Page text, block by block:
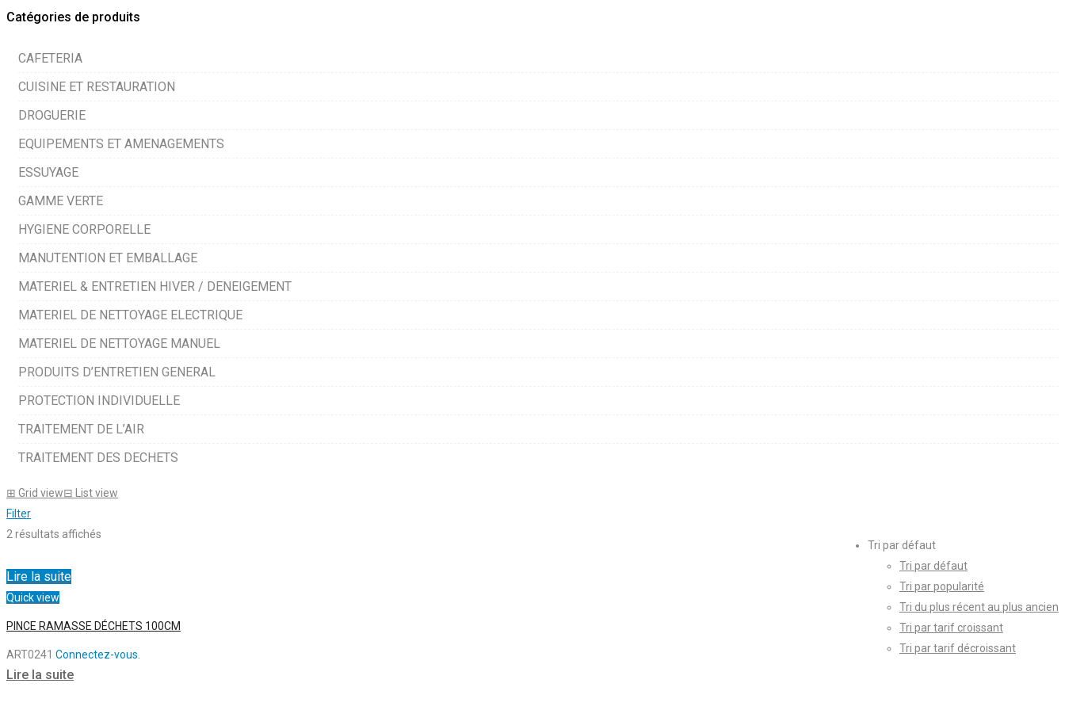
Catégories de produits
CAFETERIA
CUISINE ET RESTAURATION
DROGUERIE
EQUIPEMENTS ET AMENAGEMENTS
ESSUYAGE
GAMME VERTE
HYGIENE CORPORELLE
MANUTENTION ET EMBALLAGE
MATERIEL & ENTRETIEN HIVER / DENEIGEMENT
MATERIEL DE NETTOYAGE ELECTRIQUE
MATERIEL DE NETTOYAGE MANUEL
PRODUITS D’ENTRETIEN GENERAL
PROTECTION INDIVIDUELLE
TRAITEMENT DE L’AIR
TRAITEMENT DES DECHETS
⊞ Grid view⊟
List view
Filter
2 résultats affichés
Tri par défaut
Tri par défaut
Tri par popularité
Tri du plus récent au plus ancien
Tri par tarif croissant
Tri par tarif décroissant
Lire la suite
Quick view
PINCE RAMASSE DÉCHETS 100CM
ART0241 Connectez-vous.
Lire la suite